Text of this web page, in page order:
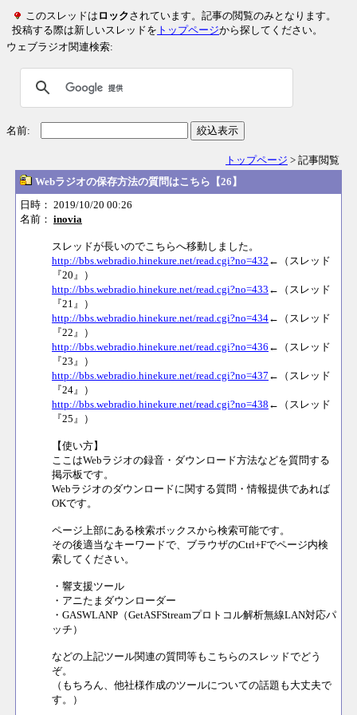
このスレッドは ロックされています。記事の閲覧のみとなります。
投稿する際は新しいスレッドを トップページから探してください。
ウェブラジオ関連検索:
名前: 絞込表示
トップページ > 記事閲覧
Webラジオの保存方法の質問はこちら【26】
日時： 2019/10/20 00:26
名前： inovia
スレッドが長いのでこちらへ移動しました。
http://bbs.webradio.hinekure.net/read.cgi?no=432 ←（スレッド
『20』）
http://bbs.webradio.hinekure.net/read.cgi?no=433 ←（スレッド
『21』）
http://bbs.webradio.hinekure.net/read.cgi?no=434←（スレッド
『22』）
http://bbs.webradio.hinekure.net/read.cgi?no=436 ←（スレッド
『23』）
http://bbs.webradio.hinekure.net/read.cgi?no=437 ←（スレッド
『24』）
http://bbs.webradio.hinekure.net/read.cgi?no=438 ←（スレッド
『25』）
【使い方】
ここはWebラジオの録音・ダウンロード方法などを質問する
掲示板です。
Webラジオのダウンロードに関する質問・情報提供であれば
OKです。
ページ上部にある検索ボックスから検索可能です。
その後適当なキーワードで、ブラウザのCtrl+Fでページ内検
索してください。
・響支援ツール
・アニたまダウンローダー
・GASWLANP（GetASFStreamプロトコル解析無線LAN対応パ
ッチ）
などの上記ツール関連の質問等もこちらのスレッドでどう
ぞ。
（もちろん、他社様作成のツールについての話題も大丈夫で
す。）